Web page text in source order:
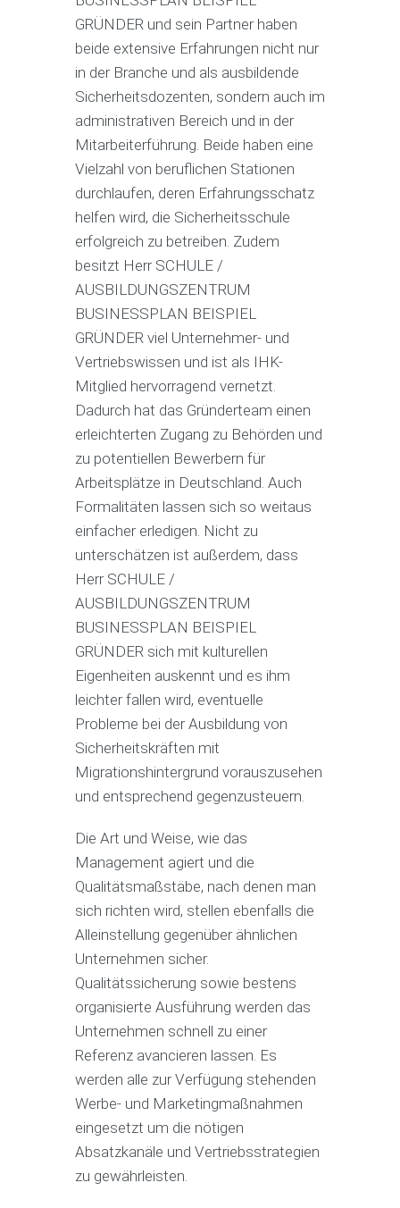
GRÜNDER und sein Partner haben
beide extensive Erfahrungen nicht nur
in der Branche und als ausbildende
Sicherheitsdozenten, sondern auch im
administrativen Bereich und in der
Mitarbeiterführung. Beide haben eine
Vielzahl von beruflichen Stationen
durchlaufen, deren Erfahrungsschatz
helfen wird, die Sicherheitsschule
erfolgreich zu betreiben. Zudem
besitzt Herr SCHULE /
AUSBILDUNGSZENTRUM
BUSINESSPLAN BEISPIEL
GRÜNDER viel Unternehmer- und
Vertriebswissen und ist als IHK-
Mitglied hervorragend vernetzt.
Dadurch hat das Gründerteam einen
erleichterten Zugang zu Behörden und
zu potentiellen Bewerbern für
Arbeitsplätze in Deutschland. Auch
Formalitäten lassen sich so weitaus
einfacher erledigen. Nicht zu
unterschätzen ist außerdem, dass
Herr SCHULE /
AUSBILDUNGSZENTRUM
BUSINESSPLAN BEISPIEL
GRÜNDER sich mit kulturellen
Eigenheiten auskennt und es ihm
leichter fallen wird, eventuelle
Probleme bei der Ausbildung von
Sicherheitskräften mit
Migrationshintergrund vorauszusehen
und entsprechend gegenzusteuern.
Die Art und Weise, wie das
Management agiert und die
Qualitätsmaßstäbe, nach denen man
sich richten wird, stellen ebenfalls die
Alleinstellung gegenüber ähnlichen
Unternehmen sicher.
Qualitätssicherung sowie bestens
organisierte Ausführung werden das
Unternehmen schnell zu einer
Referenz avancieren lassen. Es
werden alle zur Verfügung stehenden
Werbe- und Marketingmaßnahmen
eingesetzt um die nötigen
Absatzkanäle und Vertriebsstrategien
zu gewährleisten.